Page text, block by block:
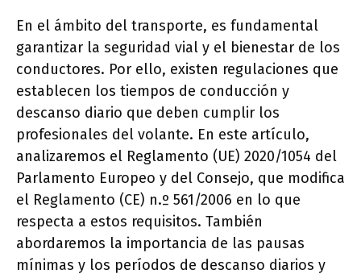
En el ámbito del transporte, es fundamental
garantizar la seguridad vial y el bienestar de los
conductores. Por ello, existen regulaciones que
establecen los tiempos de conducción y
descanso diario que deben cumplir los
profesionales del volante. En este artículo,
analizaremos el Reglamento (UE) 2020/1054 del
Parlamento Europeo y del Consejo, que modifica
el Reglamento (CE) n.º 561/2006 en lo que
respecta a estos requisitos. También
abordaremos la importancia de las pausas
mínimas y los períodos de descanso diarios y